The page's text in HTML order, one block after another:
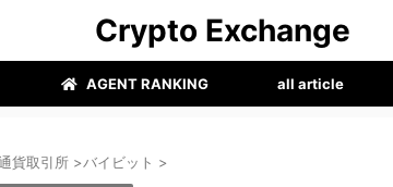
Crypto Exchange
AGENT RANKING all article
貨取引所 >バイビット >